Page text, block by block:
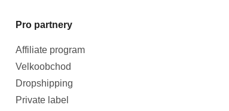
Pro partnery
Affiliate program
Velkoobchod
Dropshipping
Private label